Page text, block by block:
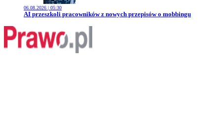
06.08.2026 | 05:30
Przejdź do artykułu:
AI przeszkoli pracowników z nowych przepisów o mobbingu